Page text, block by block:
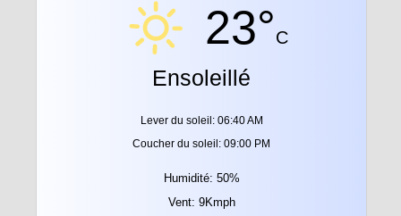
23°C
Ensoleillé
Lever du soleil: 06:40 AM
Coucher du soleil: 09:00 PM
Humidité: 50%
Vent: 9Kmph